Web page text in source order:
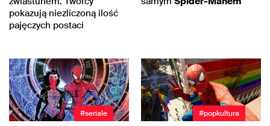
pokazują niezliczoną ilość
pajęczych postaci
#seriale #popkultura